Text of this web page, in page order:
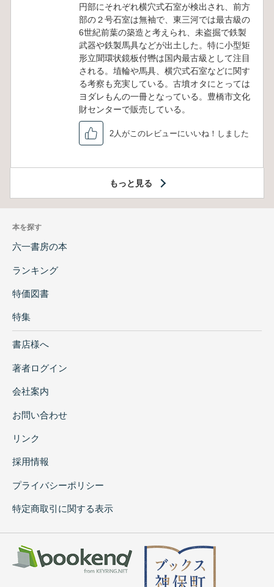
円部にそれぞれ横穴式石室が検出され、前方
部の２号石室は無袖で、東三河では最古級の
6世紀前葉の築造と考えられ、未盗掘で鉄製
武器や鉄製馬具などが出土した。特に小型矩
形立聞環状鏡板付轡は国内最古級として注目
される。埴輪や馬具、横穴式石室などに関す
る考察も充実している。古墳オタにとっては
ヨダレもんの一冊となっている。豊橋市文化
財センターで販売している。
2人がこのレビューにいいね！しました
もっと見る
本を探す
六一書房の本
ランキング
特価図書
特集
書店様へ
著者ログイン
会社案内
お問い合わせ
リンク
採用情報
プライバシーポリシー
特定商取引に関する表示